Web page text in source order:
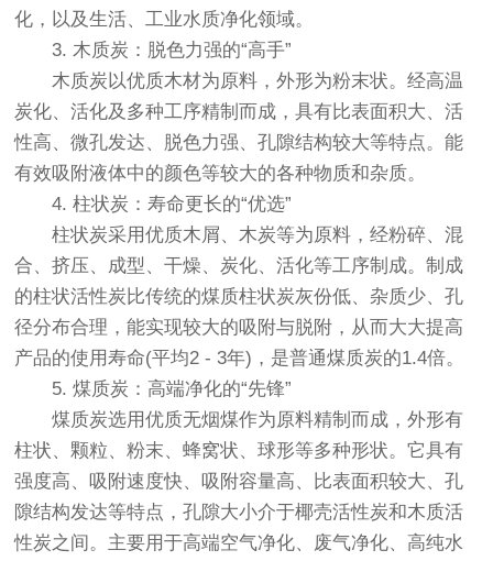
化，以及生活、工业水质净化领域。
3. 木质炭：脱色力强的“高手”
木质炭以优质木材为原料，外形为粉末状。经高温
炭化、活化及多种工序精制而成，具有比表面积大、活
性高、微孔发达、脱色力强、孔隙结构较大等特点。能
有效吸附液体中的颜色等较大的各种物质和杂质。
4. 柱状炭：寿命更长的“优选”
柱状炭采用优质木屑、木炭等为原料，经粉碎、混
合、挤压、成型、干燥、炭化、活化等工序制成。制成
的柱状活性炭比传统的煤质柱状炭灰份低、杂质少、孔
径分布合理，能实现较大的吸附与脱附，从而大大提高
产品的使用寿命(平均2 - 3年)，是普通煤质炭的1.4倍。
5. 煤质炭：高端净化的“先锋”
煤质炭选用优质无烟煤作为原料精制而成，外形有
柱状、颗粒、粉末、蜂窝状、球形等多种形状。它具有
强度高、吸附速度快、吸附容量高、比表面积较大、孔
隙结构发达等特点，孔隙大小介于椰壳活性炭和木质活
性炭之间。主要用于高端空气净化、废气净化、高纯水